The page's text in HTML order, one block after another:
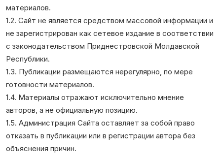
материалов.
1.2. Сайт не является средством массовой информации и
не зарегистрирован как сетевое издание в соответствии
с законодательством Приднестровской Молдавской
Республики.
1.3. Публикации размещаются нерегулярно, по мере
готовности материалов.
1.4. Материалы отражают исключительно мнение
авторов, а не официальную позицию.
1.5. Администрация Сайта оставляет за собой право
отказать в публикации или в регистрации автора без
объяснения причин.